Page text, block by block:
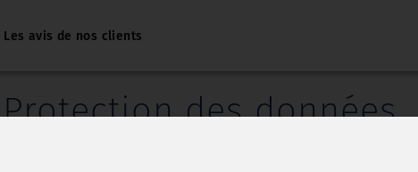
Les avis de nos clients
Protection des données